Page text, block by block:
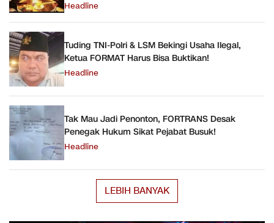
Headline
Tuding TNI-Polri & LSM Bekingi Usaha Ilegal,
Ketua FORMAT Harus Bisa Buktikan!
Headline
Tak Mau Jadi Penonton, FORTRANS Desak
Penegak Hukum Sikat Pejabat Busuk!
Headline
LEBIH BANYAK